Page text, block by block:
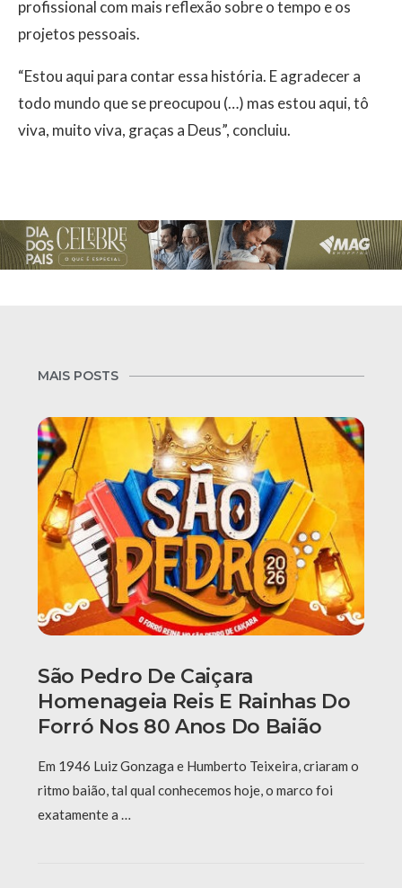
profissional com mais reflexão sobre o tempo e os
projetos pessoais.
“Estou aqui para contar essa história. E agradecer a
todo mundo que se preocupou (…) mas estou aqui, tô
viva, muito viva, graças a Deus”, concluiu.
MAIS POSTS
São Pedro De Caiçara
Homenageia Reis E Rainhas Do
Forró Nos 80 Anos Do Baião
Em 1946 Luiz Gonzaga e Humberto Teixeira, criaram o
ritmo baião, tal qual conhecemos hoje, o marco foi
exatamente a …